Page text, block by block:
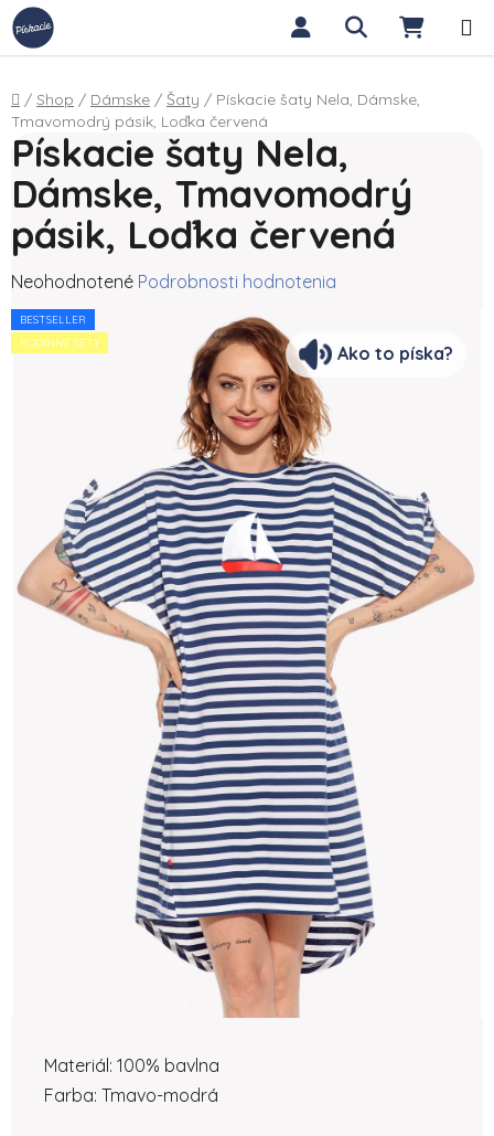
Prejsť na obsah Hľadať
Domov
/ Shop / Dámske / Šaty / Pískacie šaty Nela, Dámske,
Tmavomodrý pásik, Loďka červená
Materiál: 100% bavlna
Farba: Tmavo-modrá
Pískacie šaty Nela,
Dámske, Tmavomodrý
pásik, Loďka červená
Priemerné hodnotenie produktu je 0,0 z 5 hviezdičiek.
Neohodnotené Podrobnosti hodnotenia
BESTSELLER
RODINNÉ SETY
Ako to píska?